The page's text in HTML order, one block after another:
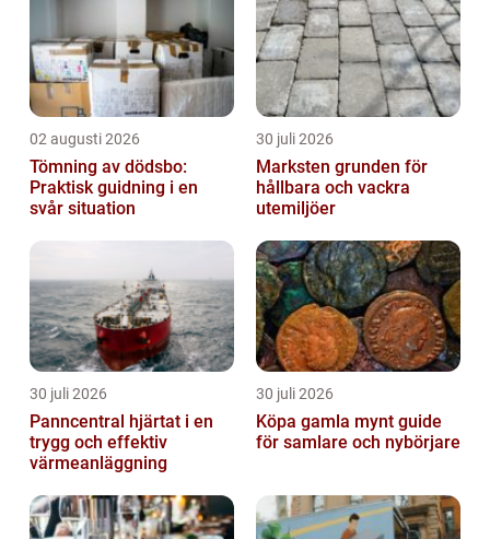
02 augusti 2026
Tömning av dödsbo:
Praktisk guidning i en
svår situation
30 juli 2026
Marksten grunden för
hållbara och vackra
utemiljöer
30 juli 2026
Panncentral hjärtat i en
trygg och effektiv
värmeanläggning
30 juli 2026
Köpa gamla mynt guide
för samlare och nybörjare